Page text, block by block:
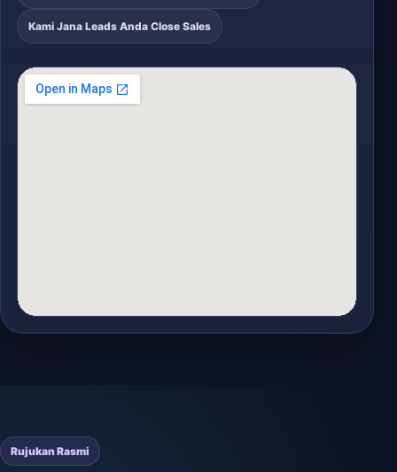
Kami Jana Leads Anda Close Sales
Rujukan Rasmi